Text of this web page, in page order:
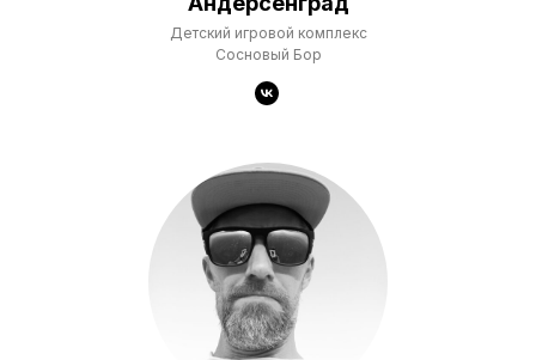
Детский игровой комплекс
Сосновый Бор